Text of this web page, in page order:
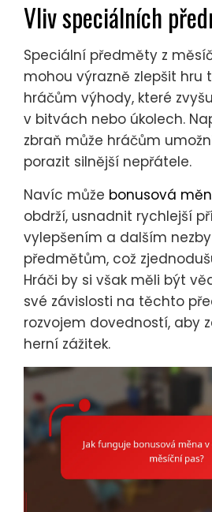
Vliv speciálních
Speciální předměty z
mohou výrazně zlepšit hru
hráčům výhody, které
v bitvách nebo úkolech.
zbraň může hráčům
porazit silnější nepřátele.
Navíc může bonusová
obdrží, usnadnit rychlejší
vylepšením a dalším
předmětům, což
Hráči by si však měli být
své závislosti na těchto
rozvojem dovedností, aby
herní zážitek.